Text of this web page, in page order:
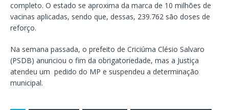
completo. O estado se aproxima da marca de 10 milhões de
vacinas aplicadas, sendo que, dessas, 239.762 são doses de
reforço.
Na semana passada, o prefeito de Criciúma Clésio Salvaro
(PSDB) anunciou o fim da obrigatoriedade, mas a Justiça
atendeu um pedido do MP e suspendeu a determinação
municipal.